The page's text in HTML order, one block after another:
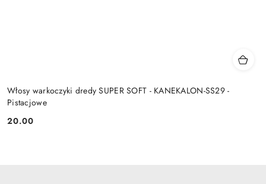
Włosy warkoczyki dredy SUPER SOFT - KANEKALON-SS29 -
Pistacjowe
Cena:
20.00